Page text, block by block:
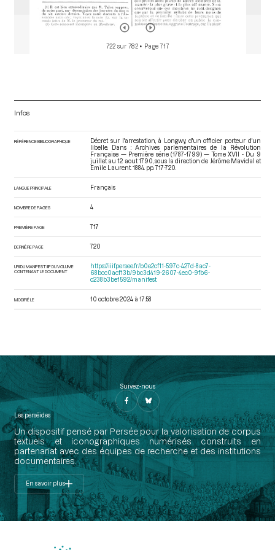
722 sur 782 • Page 717
Infos
RÉFÉRENCE BIBLIOGRAPHIQUE
Décret sur l'arrestation, à Longwy, d'un officier porteur d'un
libelle. Dans : Archives parlementaires de la Révolution
Française — Première série (1787-1799) — Tome XVII - Du 9
juillet au 12 aout 1790 , sous la direction de Jérôme Mavidal et
Emile Laurent. 1884. pp. 717-720.
LANGUE PRINCIPALE Français
NOMBRE DE PAGES 4
PREMIÈRE PAGE 717
DERNIÈRE PAGE 720
URI DU MANIFEST IIIF DU VOLUME
CONTENANT LE DOCUMENT
https://iiif.persee.fr/b0e2cf11-597c-427d-8ac7-
68bcc0acf13b/9bc3d419-2607-4ec0-9fb6-
c238b3be1592/manifest
MODIFIÉ LE 10 octobre 2024 à 17:58
Suivez-nous
Les perséides
Un dispositif pensé par Persée pour la valorisation de corpus
textuels et iconographiques numérisés construits en
partenariat avec des équipes de recherche et des institutions
documentaires.
En savoir plus